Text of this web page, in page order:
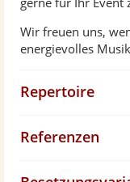
Wir freuen uns,
energievolles
Repertoire
Referenzen